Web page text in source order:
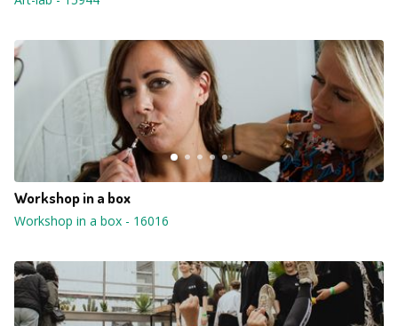
Workshop in a box
Workshop in a box - 16016